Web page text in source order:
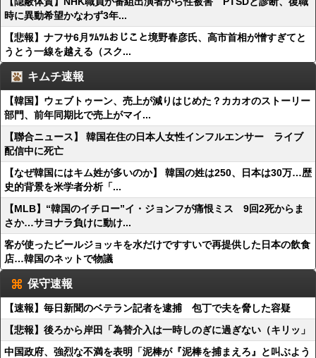
時に異動希望かなわず3年...
【悲報】ナフサ6月ﾂﾑﾂﾑおじこと境野春彦氏、高市首相が憎すぎてと
うとう一線を越える（スク...
キムチ速報
【韓国】ウェブトゥーン、売上が減りはじめた？カカオのストーリー
部門、前年同期比で売上がマイ...
【聯合ニュース】 韓国在住の日本人女性インフルエンサー ライブ
配信中に死亡
【なぜ韓国にはキム姓が多いのか】 韓国の姓は250、日本は30万…歴
史的背景を米学者分析「...
【MLB】“韓国のイチロー”イ・ジョンフが痛恨ミス 9回2死からま
さか…サヨナラ負けに動け...
客が使ったビールジョッキを水だけですすいで再提供した日本の飲食
店…韓国のネットで物議
保守速報
【速報】毎日新聞のベテラン記者を逮捕 包丁で夫を脅した容疑
【悲報】後ろから岸田「為替介入は一時しのぎに過ぎない（キリッ」
中国政府、強烈な不満を表明「泥棒が『泥棒を捕まえろ』と叫ぶよう